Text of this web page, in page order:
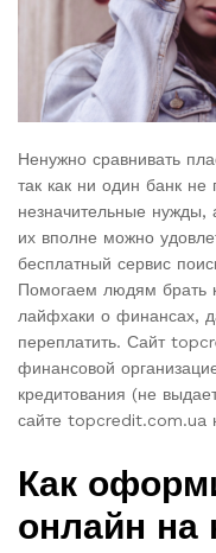
Ненужно сравнивать
так как ни один банк
незначительные нужды,
их вполне можно
бесплатный сервис
Помогаем людям брать
лайфхаки о финансах,
переплатить. Сайт
финансовой
кредитования (не
сайте topcredit.com.ua
Как
онлайн на